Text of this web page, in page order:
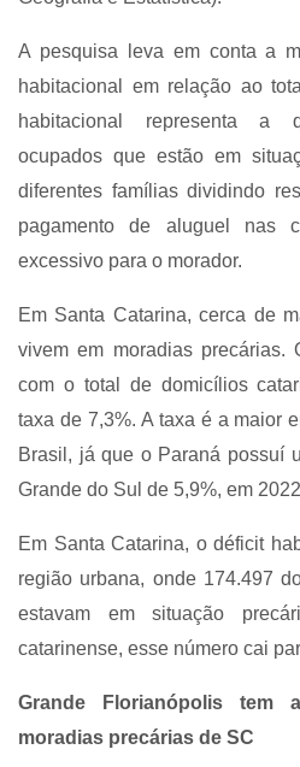
A pesquisa leva em conta a
habitacional em relação ao
habitacional representa a
ocupados que estão em
diferentes famílias dividindo
pagamento de aluguel nas
excessivo para o morador.
Em Santa Catarina, cerca de
vivem em moradias precárias.
com o total de domicílios
taxa de 7,3%. A taxa é a maior
Brasil, já que o Paraná possuí
Grande do Sul de 5,9%, em
Em Santa Catarina, o déficit
região urbana, onde 174.497
estavam em situação
catarinense, esse número cai
Grande Florianópolis tem
moradias precárias de SC